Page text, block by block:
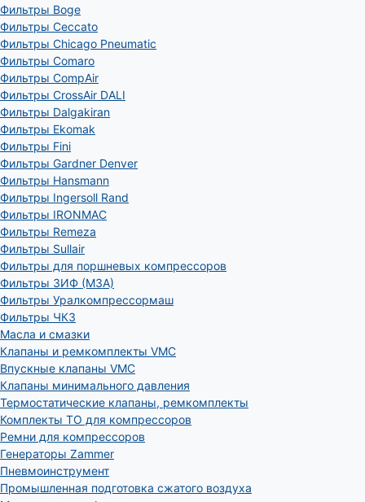
Фильтры Boge
Фильтры Ceccato
Фильтры Chicago Pneumatic
Фильтры Comaro
Фильтры CompAir
Фильтры CrossAir DALI
Фильтры Dalgakiran
Фильтры Ekomak
Фильтры Fini
Фильтры Gardner Denver
Фильтры Hansmann
Фильтры Ingersoll Rand
Фильтры IRONMAC
Фильтры Remeza
Фильтры Sullair
Фильтры для поршневых компрессоров
Фильтры ЗИФ (МЗА)
Фильтры Уралкомпрессормаш
Фильтры ЧКЗ
Масла и смазки
Клапаны и ремкомплекты VMC
Впускные клапаны VMC
Клапаны минимального давления
Термостатические клапаны, ремкомплекты
Комплекты ТО для компрессоров
Ремни для компрессоров
Генераторы Zammer
Пневмоинструмент
Промышленная подготовка сжатого воздуха